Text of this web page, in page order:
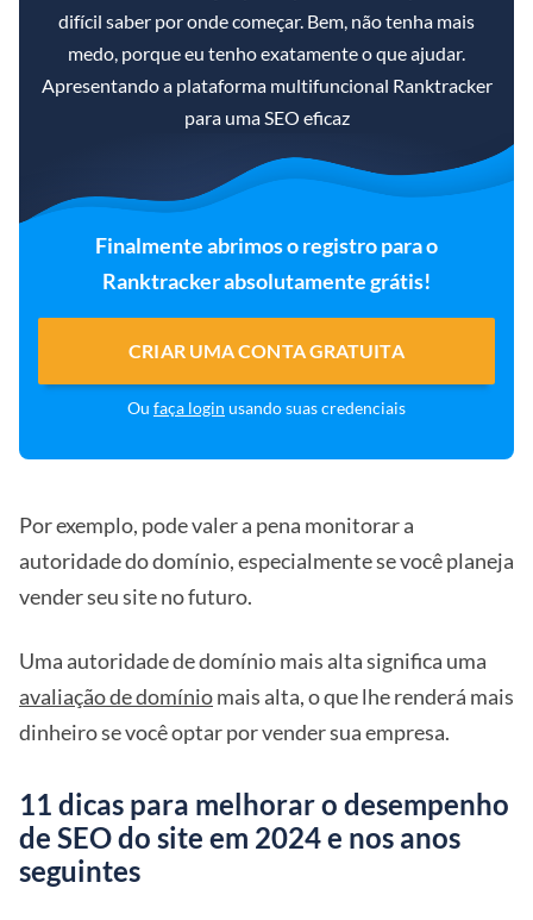
difícil saber por onde começar. Bem, não tenha mais
medo, porque eu tenho exatamente o que ajudar.
Apresentando a plataforma multifuncional Ranktracker
para uma SEO eficaz
Finalmente abrimos o registro para o
Ranktracker absolutamente grátis!
CRIAR UMA CONTA GRATUITA
Ou faça login usando suas credenciais
Por exemplo, pode valer a pena monitorar a
autoridade do domínio, especialmente se você planeja
vender seu site no futuro.
Uma autoridade de domínio mais alta significa uma
avaliação de domíniomais alta, o que lhe renderá mais
dinheiro se você optar por vender sua empresa.
11 dicas para melhorar o desempenho
de SEO do site em 2024 e nos anos
seguintes